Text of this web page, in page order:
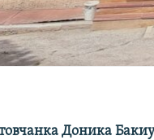
Доника